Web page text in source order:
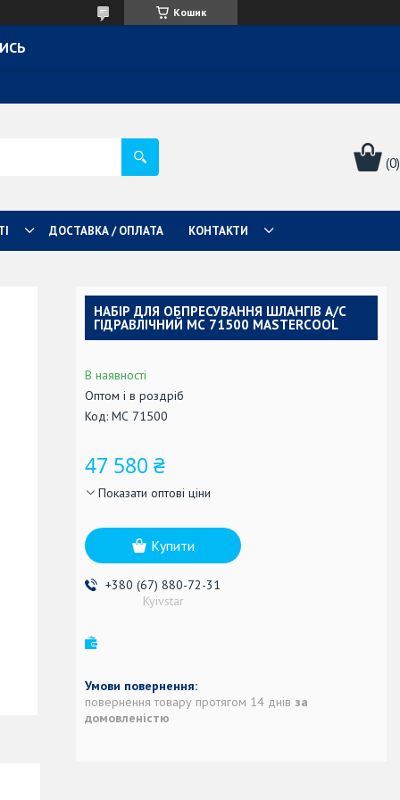
Кошик
ДОСТАВКА / ОПЛАТА КОНТАКТИ
НАБІР ДЛЯ ОБПРЕСУВАННЯ ШЛАНГІВ А/С
ГІДРАВЛІЧНИЙ МС 71500 MASTERCOOL
В наявності
Оптом і в роздріб
Код: МС 71500
47 580 ₴
Показати оптові ціни
Купити
+380 (67) 880-72-31
Kyivstar
повернення товару протягом 14 днів за
домовленістю